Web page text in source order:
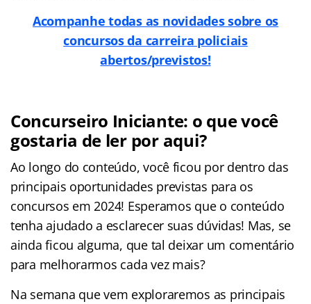
Acompanhe todas as novidades sobre os
concursos da carreira policiais
abertos/previstos!
Concurseiro Iniciante: o que você
gostaria de ler por aqui?
Ao longo do conteúdo, você ficou por dentro das
principais oportunidades previstas para os
concursos em 2024! Esperamos que o conteúdo
tenha ajudado a esclarecer suas dúvidas! Mas, se
ainda ficou alguma, que tal deixar um comentário
para melhorarmos cada vez mais?
Na semana que vem exploraremos as principais